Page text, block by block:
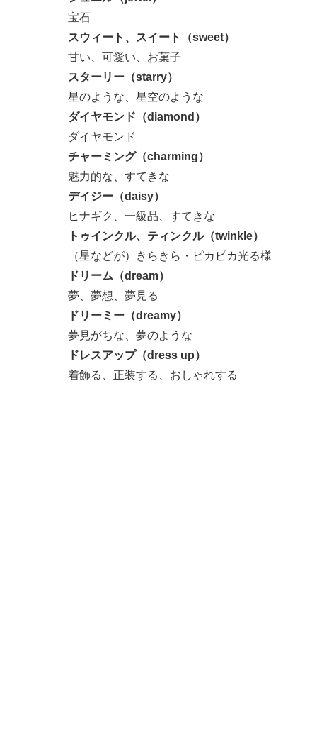
宝石
スウィート、スイート（sweet）
甘い、可愛い、お菓子
スターリー（starry）
星のような、星空のような
ダイヤモンド（diamond）
ダイヤモンド
チャーミング（charming）
魅力的な、すてきな
デイジー（daisy）
ヒナギク、一級品、すてきな
トゥインクル、ティンクル（twinkle）
（星などが）きらきら・ピカピカ光る様
ドリーム（dream）
夢、夢想、夢見る
ドリーミー（dreamy）
夢見がちな、夢のような
ドレスアップ（dress up）
着飾る、正装する、おしゃれする